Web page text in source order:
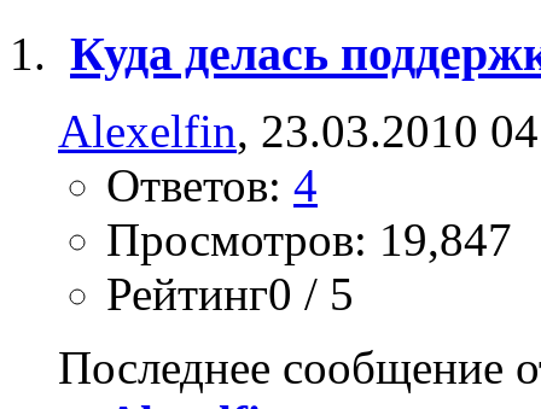
Куда делась
Alexelfin, 23.03.2010
Ответов: 4
Просмотров: 19,847
Рейтинг0 / 5
Последнее сообщение